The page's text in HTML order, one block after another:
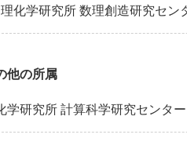
理化学研究所 数理創造研究セン
他の所属
学研究所 計算科学研究センタ